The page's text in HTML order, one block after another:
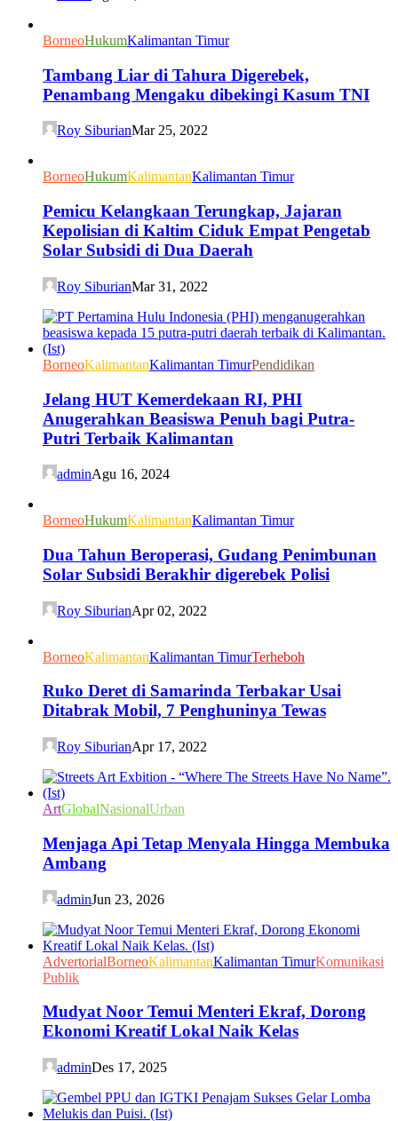
BorneoHukumKalimantan Timur
Tambang Liar di Tahura Digerebek,
Penambang Mengaku dibekingi Kasum TNI
Roy SiburianMar 25, 2022
BorneoHukumKalimantanKalimantan Timur
Pemicu Kelangkaan Terungkap, Jajaran
Kepolisian di Kaltim Ciduk Empat Pengetab
Solar Subsidi di Dua Daerah
Roy SiburianMar 31, 2022
BorneoKalimantanKalimantan TimurPendidikan
Jelang HUT Kemerdekaan RI, PHI
Anugerahkan Beasiswa Penuh bagi Putra-
Putri Terbaik Kalimantan
adminAgu 16, 2024
BorneoHukumKalimantanKalimantan Timur
Dua Tahun Beroperasi, Gudang Penimbunan
Solar Subsidi Berakhir digerebek Polisi
Roy SiburianApr 02, 2022
BorneoKalimantanKalimantan TimurTerheboh
Ruko Deret di Samarinda Terbakar Usai
Ditabrak Mobil, 7 Penghuninya Tewas
Roy SiburianApr 17, 2022
ArtGlobalNasionalUrban
Menjaga Api Tetap Menyala Hingga Membuka
Ambang
adminJun 23, 2026
AdvertorialBorneoKalimantanKalimantan TimurKomunikasi
Publik
Mudyat Noor Temui Menteri Ekraf, Dorong
Ekonomi Kreatif Lokal Naik Kelas
adminDes 17, 2025